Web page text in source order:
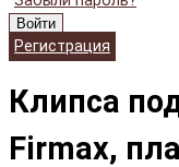
Войти
Регистрация
Клипса
Firmax,